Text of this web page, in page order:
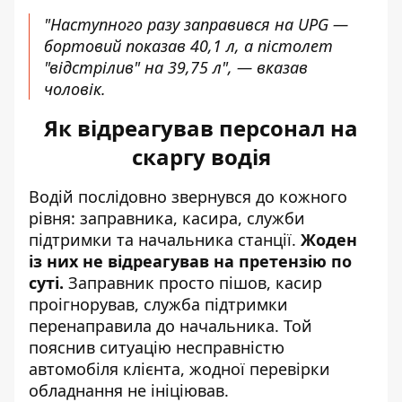
"Наступного разу заправився на UPG —
бортовий показав 40,1 л, а пістолет
"відстрілив" на 39,75 л", — вказав
чоловік.
Як відреагував персонал на
скаргу водія
Водій послідовно звернувся до кожного
рівня: заправника, касира, служби
підтримки та начальника станції. Жоден
із них не відреагував на претензію по
суті. Заправник просто пішов, касир
проігнорував, служба підтримки
перенаправила до начальника. Той
пояснив ситуацію несправністю
автомобіля клієнта, жодної перевірки
обладнання не ініціював.